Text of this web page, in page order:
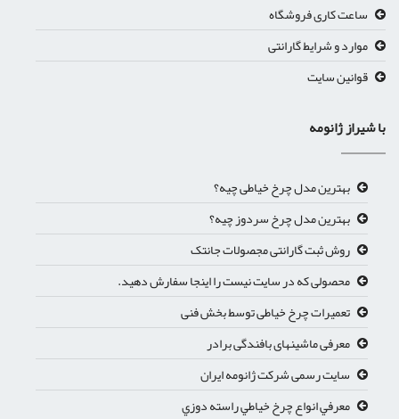
ساعت کاری فروشگاه
موارد و شرایط گارانتی
قوانین سایت
با شیراز ژانومه
بهترین مدل چرخ خیاطی چیه؟
بهترین مدل چرخ سردوز چیه؟
روش ثبت گارانتی مجصولات جانتک
محصولی که در سایت نیست را اینجا سفارش دهید.
تعمیرات چرخ خیاطی توسط بخش فنی
معرفی ماشینهای بافندگی برادر
سایت رسمی شرکت ژانومه ایران
معرفي انواع چرخ خياطي راسته دوزي